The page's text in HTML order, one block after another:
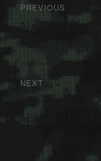
članaka
PREVIOUS
Previous
Na današnji
Nijaz (1960
NEXT
Next
post:
Na današnji
Nihad (1967